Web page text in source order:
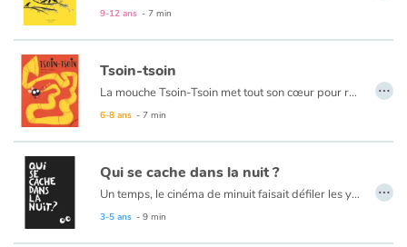
Coups de coeur9-12 ans - 7 min
Tsoin-tsoin
La mouche Tsoin-Tsoin met tout son cœur pour rendre fous Monsieur, Madame et leur chat qui n’aspiraient qu’à une nuit tranquille. La mouche bourdonne à qui mieux mieux dans la chambre puis à travers toute la maison persuadée d’offrir un spectacle grandiose pendant que les habitants essaient de s’en débarrasser coûte que coûte : verre et assiette, journal, tapette, puis jet de pantoufle, coussin, dentier… Tout est sens dessus dessous, y compris Monsieur, Madame et leur chat. Satisfaite, Tsoin-Tsoin s’en va régaler de son prochain show les passagers du métro.
6-8 ans - 7 min
…
Qui se cache dans la nuit ?
Un temps, le cinéma de minuit faisait défiler les yeux de stars et chacun pouvait essayer de deviner qui se cachait derrière ces regards mythiques. Ilaria Demonti a imaginé un album pour les plus jeunes où les yeux doivent permettre d'émettre des hypothèses et de trouver peut-être la réponse à la question : qui se cache dans la nuit ?
3-5 ans - 9 min
…